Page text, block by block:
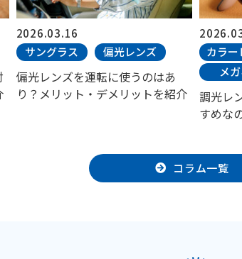
2026.03.16
サングラス
偏光レンズ
偏光レンズを運転に使うのはあ
り？メリット・デメリットを紹介
カラー
メ
調光レ
すめな
コラム一覧